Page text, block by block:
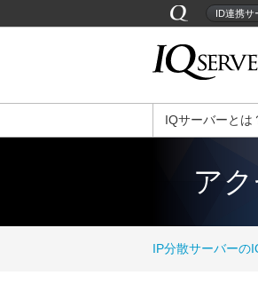
ID連携サ
IQサーバーとは
ア
IP分散サーバーの